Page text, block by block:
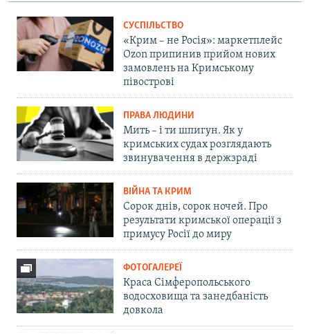
СУСПІЛЬСТВО
«Крим – не Росія»: маркетплейс
Ozon припинив прийом нових
замовлень на Кримському
півострові
ПРАВА ЛЮДИНИ
Мить – і ти шпигун. Як у
кримських судах розглядають
звинувачення в держзраді
ВІЙНА ТА КРИМ
Сорок днів, сорок ночей. Про
результати кримської операції з
примусу Росії до миру
ФОТОГАЛЕРЕЇ
Краса Сімферопольського
водосховища та занедбаність
довкола